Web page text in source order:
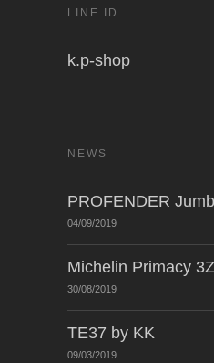
LINE ID
k.p-shop
NEWS
PROFENDER
04/09/2019
Michelin Primacy
30/08/2019
TE37 by KK
09/03/2019